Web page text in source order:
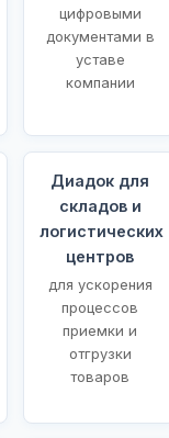
цифровыми
документами в
уставе
компании
Диадок для
складов и
логистических
центров
для ускорения
процессов
приемки и
отгрузки
товаров